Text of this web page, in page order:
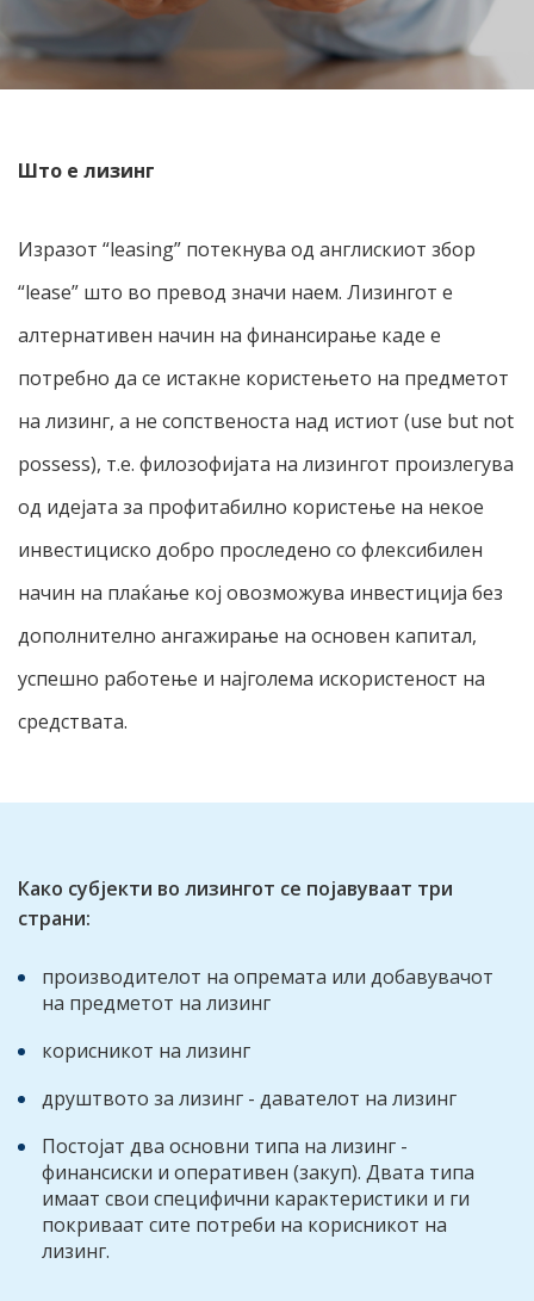
Што е лизинг
Изразот “leasing” потекнува од англискиот збор
“lease” што во превод значи наем. Лизингот е
алтернативен начин на финансирање каде е
потребно да се истакне користењето на предметот
на лизинг, а не сопственоста над истиот (use but not
possess), т.е. филозофијата на лизингот произлегува
од идејата за профитабилно користење на некое
инвестициско добро проследено со флексибилен
начин на плаќање кој овозможува инвестиција без
дополнително ангажирање на основен капитал,
успешно работење и најголема искористеност на
средствата.
Како субјекти во лизингот се појавуваат три
страни:
производителот на опремата или добавувачот
на предметот на лизинг
корисникот на лизинг
друштвото за лизинг - давателот на лизинг
Постојат два основни типа на лизинг -
финансиски и оперативен (закуп). Двата типа
имаат свои специфични карактеристики и ги
покриваат сите потреби на корисникот на
лизинг.